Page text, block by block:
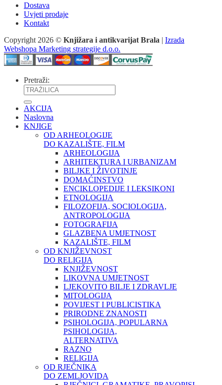
Dostava
Uvjeti prodaje
Kontakt
Copyright 2026 © Knjižara i antikvarijat Brala | Izrada
Webshopa Marketing strategije d.o.o.
Pretraži:
AKCIJA
Naslovna
KNJIGE
OD ARHEOLOGIJE
DO KAZALIŠTE, FILM
ARHEOLOGIJA
ARHITEKTURA I URBANIZAM
BILJKE I ŽIVOTINJE
DOMAĆINSTVO
ENCIKLOPEDIJE I LEKSIKONI
ETNOLOGIJA
FILOZOFIJA, SOCIOLOGIJA,
ANTROPOLOGIJA
FOTOGRAFIJA
GLAZBENA UMJETNOST
KAZALIŠTE, FILM
OD KNJIŽEVNOST
DO RELIGIJA
KNJIŽEVNOST
LIKOVNA UMJETNOST
LJEKOVITO BILJE I ZDRAVLJE
MITOLOGIJA
POVIJEST I PUBLICISTIKA
PRIRODNE ZNANOSTI
PSIHOLOGIJA, POPULARNA
PSIHOLOGIJA,
ALTERNATIVA
RAZNO
RELIGIJA
OD RJEČNIKA
DO ZEMLJOVIDA